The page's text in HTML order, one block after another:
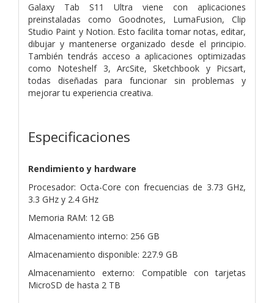
Galaxy Tab S11 Ultra viene con aplicaciones
preinstaladas como Goodnotes, LumaFusion, Clip
Studio Paint y Notion. Esto facilita tomar notas, editar,
dibujar y mantenerse organizado desde el principio.
También tendrás acceso a aplicaciones optimizadas
como Noteshelf 3, ArcSite, Sketchbook y Picsart,
todas diseñadas para funcionar sin problemas y
mejorar tu experiencia creativa.
Especificaciones
Rendimiento y hardware
Procesador: Octa-Core con frecuencias de 3.73 GHz,
3.3 GHz y 2.4 GHz
Memoria RAM: 12 GB
Almacenamiento interno: 256 GB
Almacenamiento disponible: 227.9 GB
Almacenamiento externo: Compatible con tarjetas
MicroSD de hasta 2 TB